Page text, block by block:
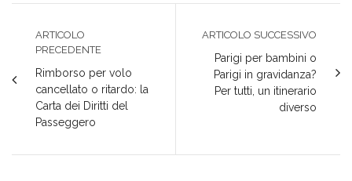
ARTICOLO
PRECEDENTE
Rimborso per volo
cancellato o ritardo: la
Carta dei Diritti del
Passeggero
ARTICOLO SUCCESSIVO
Parigi per bambini o
Parigi in gravidanza?
Per tutti, un itinerario
diverso